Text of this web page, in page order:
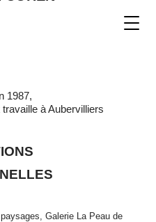
1987,
à Aubervilliers
Galerie La Peau de